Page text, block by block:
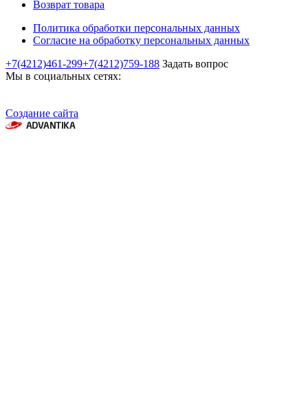
Возврат товара
Политика обработки персональных данных
Согласие на обработку персональных данных
+7(4212)461-299+7(4212)759-188 Задать вопрос
Мы в социальных сетях:
Создание сайта